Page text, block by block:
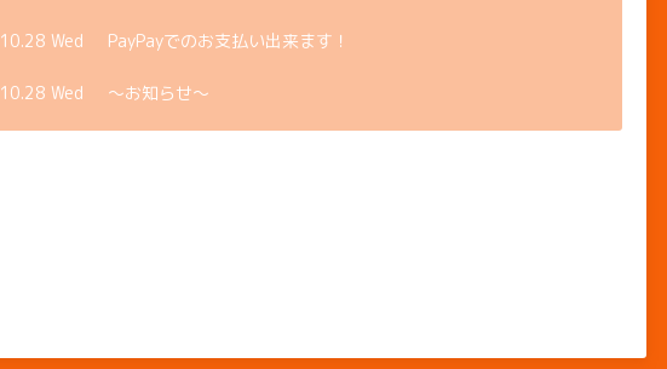
10.28 Wed PayPayでのお支払い出来ます！
10.28 Wed 〜お知らせ〜